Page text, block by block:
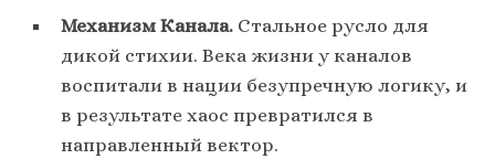
Механизм Канала. Стальное русло для
дикой стихии. Века жизни у каналов
воспитали в нации безупречную логику, и
в результате хаос превратился в
направленный вектор.